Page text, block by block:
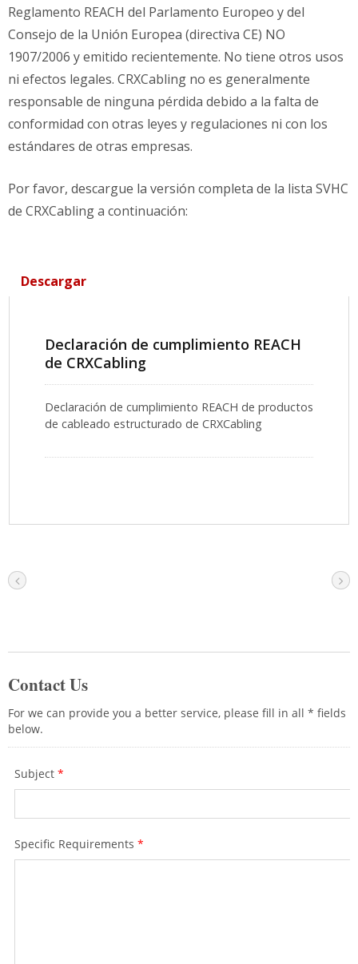
Reglamento REACH del Parlamento Europeo y del
Consejo de la Unión Europea (directiva CE) NO
1907/2006 y emitido recientemente. No tiene otros usos
ni efectos legales. CRXCabling no es generalmente
responsable de ninguna pérdida debido a la falta de
conformidad con otras leyes y regulaciones ni con los
estándares de otras empresas.
Por favor, descargue la versión completa de la lista SVHC
de CRXCabling a continuación:
Descargar
Declaración de cumplimiento REACH
de CRXCabling
Declaración de cumplimiento REACH de productos
de cableado estructurado de CRXCabling